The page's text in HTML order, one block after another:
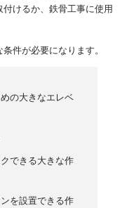
けるか、鉄骨工事に使用
件が必要になります。
の大きなエレベ
できる大きな作
を設置できる作